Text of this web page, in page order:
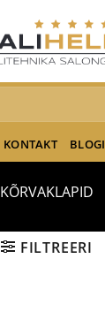
KONTAKT BLOGI
KÕRVAKLAPID
FILTREERI